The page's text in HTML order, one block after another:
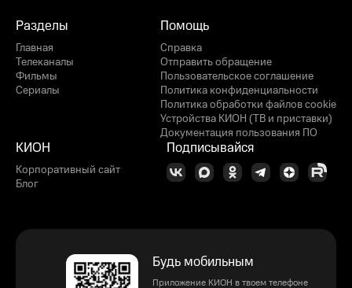
Разделы
Главная
Телеканалы
Фильмы
Сериалы
Помощь
Справка
Отправить обращение
Пользовательское соглашение
Политика конфиденциальности
Политика обработки файлов cookie
Устройства КИОН (ТВ и приставки)
Документация пользования ПО
КИОН
Корпоративный сайт
Блог
Подписывайся
Будь мобильным
Приложение КИОН в твоем телефоне